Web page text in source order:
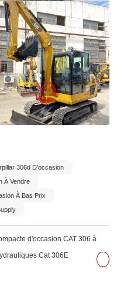
306d D'occasion
À Vendre
À Bas Prix
d'occasion CAT 306 à
Cat 306E